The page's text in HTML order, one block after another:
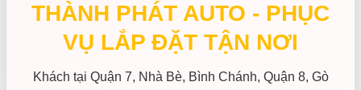
THÀNH PHÁT AUTO - PHỤC
VỤ LẮP ĐẶT TẬN NƠI
Khách tại Quận 7, Nhà Bè, Bình Chánh, Quận 8, Gò